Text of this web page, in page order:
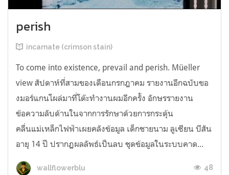
perish
incarnate (crimson stain)
To come into existence, prevail and perish. Müeller
view สัปดาห์ที่สามของเดือนกรกฎาคม รายงานอีกฉบับขอ
งมอร์แกนโผล่มาที่โต๊ะทำงานผมอีกครั้ง อักษรรายงาน
ข้อความลับด้านในจากการรักษาด้วยการกระตุ้น
คลื่นแม่เหล็กไฟฟ้าเผยคลังข้อมูล เด็กชายนาม ลูเซียน บีสัน
อายุ 14 ปี ปรากฏผลลัพธ์เป็นลบ ชุดข้อมูลในระบบคาด...
wallflowerblu 48